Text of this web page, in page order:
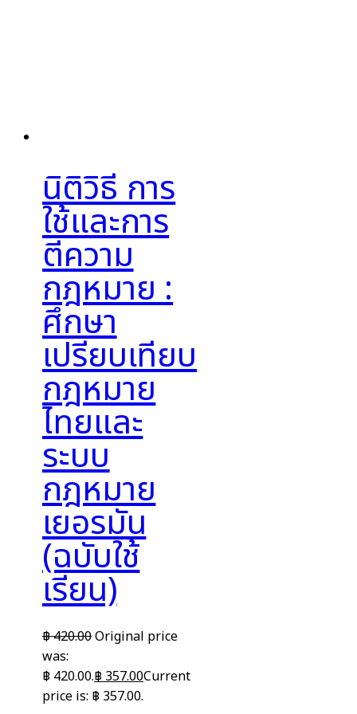
นิติวิธี การ
ใช้และการ
ตีความ
กฎหมาย :
ศึกษา
เปรียบเทียบ
กฎหมาย
ไทยและ
ระบบ
กฎหมาย
เยอรมัน
(ฉบับใช้
เรียน)
฿420.00Original price
was:
฿ 420.00.฿ 357.00Current
price is: ฿ 357.00.